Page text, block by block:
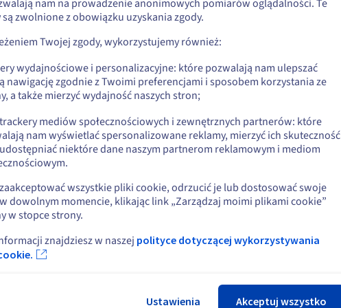
danych
chcesz złożyć zamówienie w Stany Zjednoczone, wyszukaj odpowiednią
i załóż konto.
Go to Stany Zjednoczone website
us.ovhcloud.com/
Angielski USD - $
lub
na bieżącej stronie
Wybierz inną stronę
Zamknij
nam na prowadzenie anonimowych pomiarów oglądalności. Te
zwolnione z obowiązku uzyskania zgody.
Twojej zgody, wykorzystujemy również:
wydajnościowe i personalizacyjne: które pozwalają nam ulepszać
nawigację zgodnie z Twoimi preferencjami i sposobem korzystania ze
a także mierzyć wydajność naszych stron;
mediów społecznościowych i zewnętrznych partnerów: które
nam wyświetlać spersonalizowane reklamy, mierzyć ich skuteczność
niektóre dane naszym partnerom reklamowym i mediom
wszystkie pliki cookie, odrzucić je lub dostosować swoje
dowolnym momencie, klikając link „Zarządzaj moimi plikami cookie”
w stopce strony.
znajdziesz w naszej polityce dotyczącej wykorzystywania
Ustawienia Akceptuj wszystko